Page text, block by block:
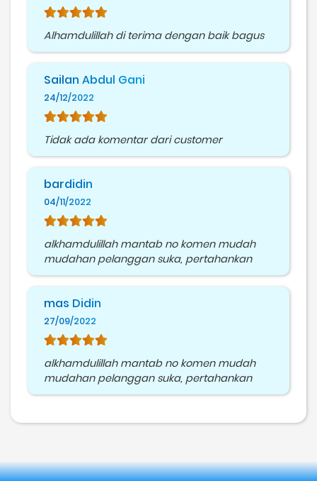
Alhamdulillah di terima dengan baik bagus
Sailan Abdul Gani
24/12/2022
Tidak ada komentar dari customer
bardidin
04/11/2022
alkhamdulillah mantab no komen mudah
mudahan pelanggan suka, pertahankan
mas Didin
27/09/2022
alkhamdulillah mantab no komen mudah
mudahan pelanggan suka, pertahankan